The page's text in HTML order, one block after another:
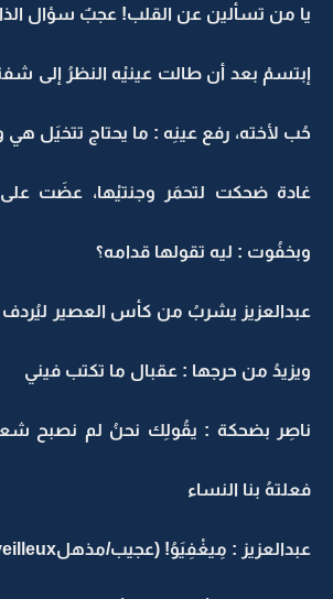
يا من تسألين عن القلب! عجبٌ سؤال
إبتسمْ بعد أن طالت عينيْه النظرُ إلى
حُب لأخته، رفع عينِه : ما يحتاج تتخيَل هي
غادة ضحكت لتحمَر وجنتيْها، عضَت
وبخفُوت : ليه تقولها قدامه؟
عبدالعزيز يشربُ من كأس العصير ليُردف
ويزيدُ من حرجها : عقبال ما تكتب فيني
ناصِر بضحكة : يقُولِك نحنُ لم نصبح
فعلتهُ بنا النساء
عبدالعزيز : مِيغْفِيَوُ! (عجيب/مذهلmerveilleux = )